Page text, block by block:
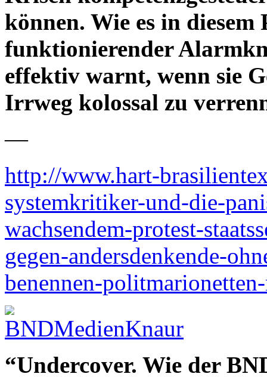
können. Wie es in
funktionierender
effektiv warnt, wenn sie
Irrweg kolossal zu
—
http://www.hart-
systemkritiker-und-die-
wachsendem-protest-
gegen-andersdenkende-
benennen-
“Undercover. Wie der